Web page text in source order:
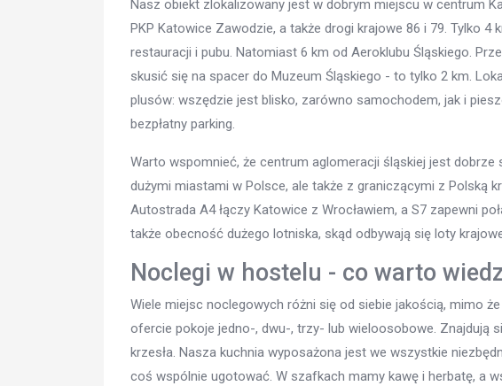
Nasz obiekt zlokalizowany jest w dobrym miejscu w centrum
PKP Katowice Zawodzie, a także drogi krajowe 86 i 79. Tylko 4
restauracji i pubu. Natomiast 6 km od Aeroklubu Śląskiego.
skusić się na spacer do Muzeum Śląskiego - to tylko 2 km.
plusów: wszędzie jest blisko, zarówno samochodem, jak i
bezpłatny parking.
Warto wspomnieć, że centrum aglomeracji śląskiej jest dobrze
dużymi miastami w Polsce, ale także z graniczącymi z Polską
Autostrada A4 łączy Katowice z Wrocławiem, a S7 zapewni
także obecność dużego lotniska, skąd odbywają się loty
Noclegi w hostelu - co warto
Wiele miejsc noclegowych różni się od siebie jakością, mimo
ofercie pokoje jedno-, dwu-, trzy- lub wieloosobowe. Znajdują
krzesła. Nasza kuchnia wyposażona jest we wszystkie
coś wspólnie ugotować. W szafkach mamy kawę i herbatę, a